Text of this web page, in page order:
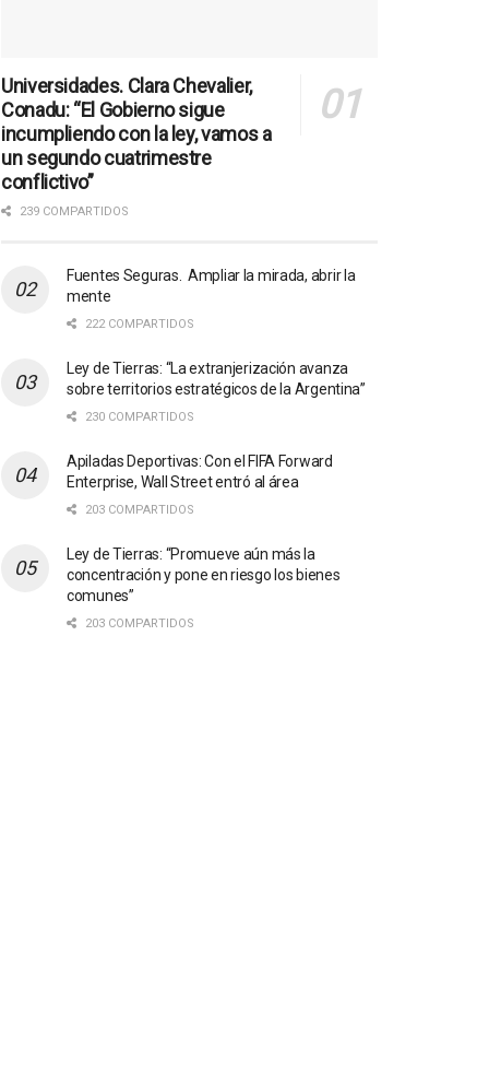
Universidades. Clara Chevalier,
Conadu: “El Gobierno sigue
incumpliendo con la ley, vamos a
un segundo cuatrimestre
conflictivo”
239 COMPARTIDOS
Fuentes Seguras. Ampliar la mirada, abrir la
mente
222 COMPARTIDOS
Ley de Tierras: “La extranjerización avanza
sobre territorios estratégicos de la Argentina”
230 COMPARTIDOS
Apiladas Deportivas: Con el FIFA Forward
Enterprise, Wall Street entró al área
203 COMPARTIDOS
Ley de Tierras: “Promueve aún más la
concentración y pone en riesgo los bienes
comunes”
203 COMPARTIDOS